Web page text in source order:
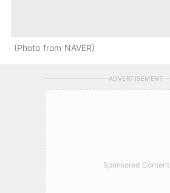
Photo from NAVER
ADVERTISEMENT
Sponsored Content